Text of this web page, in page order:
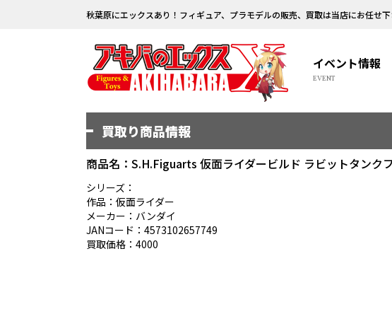
秋葉原にエックスあり！フィギュア、プラモデルの販売、買取は当店にお任せ下
イベント情報
EVENT
買取り商品情報
商品名：S.H.Figuarts 仮面ライダービルド ラビットタンク
シリーズ：
作品：仮面ライダー
メーカー：バンダイ
JANコード：4573102657749
買取価格：4000